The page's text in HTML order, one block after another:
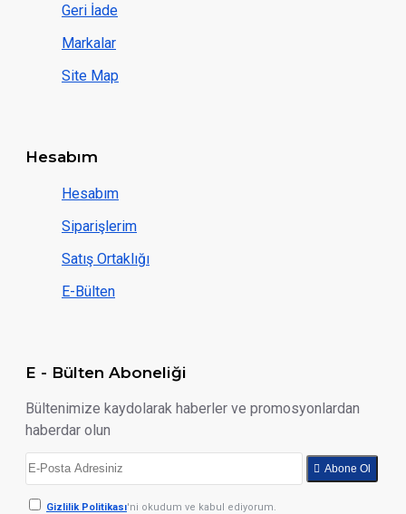
Geri İade
Markalar
Site Map
Hesabım
Hesabım
Siparişlerim
Satış Ortaklığı
E-Bülten
E - Bülten Aboneliği
Bültenimize kaydolarak haberler ve promosyonlardan
haberdar olun
Abone Ol
Gizlilik Politikası'ni okudum ve kabul ediyorum.